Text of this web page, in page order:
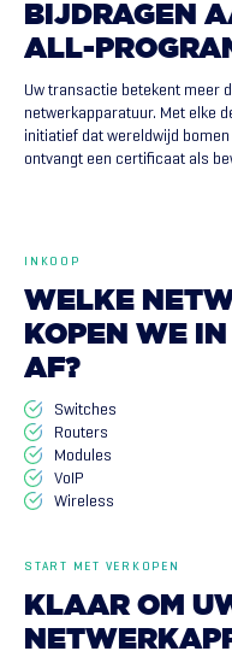
BIJDRAGEN
ALL-
Uw transactie betekent meer
netwerkapparatuur. Met elke
initiatief dat wereldwijd
ontvangt een certificaat als
START MET VERKOPEN
KLAAR OM
INKOOP
WELKE
KOPEN WE IN
AF?
Switches
Routers
Modules
VoIP
Wireless